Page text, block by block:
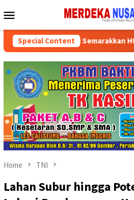
to
Menu
Special Content
Kader Partai Semarakkan HUT ke-
Home TNI
Lahan Subur hingga